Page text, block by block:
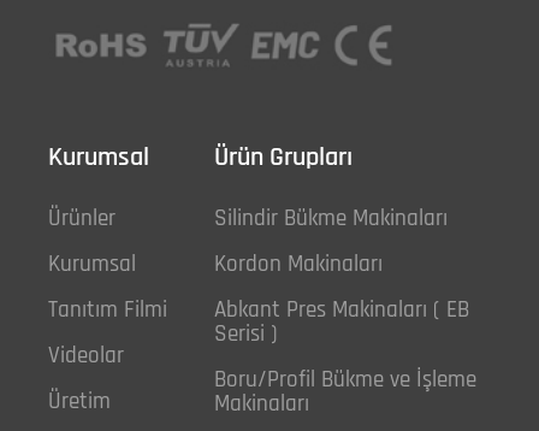
Kurumsal
Ürünler
Kurumsal
Tanıtım Filmi
Videolar
Üretim
Ürün Grupları
Silindir Bükme Makinaları
Kordon Makinaları
Abkant Pres Makinaları ( EB
Serisi )
Boru/Profil Bükme ve İşleme
Makinaları